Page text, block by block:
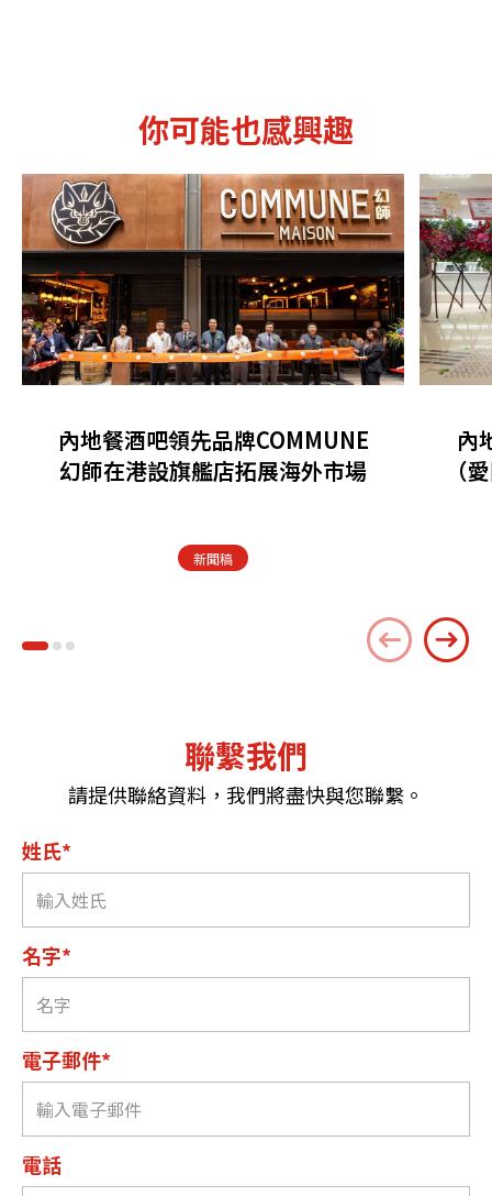
你可能也感興趣
內地餐酒吧領先品牌COMMUNE
幻師在港設旗艦店拓展海外市場
新聞稿
內
（
聯繫我們
請提供聯絡資料，我們將盡快與您聯繫。
姓氏*
名字*
電子郵件*
電話